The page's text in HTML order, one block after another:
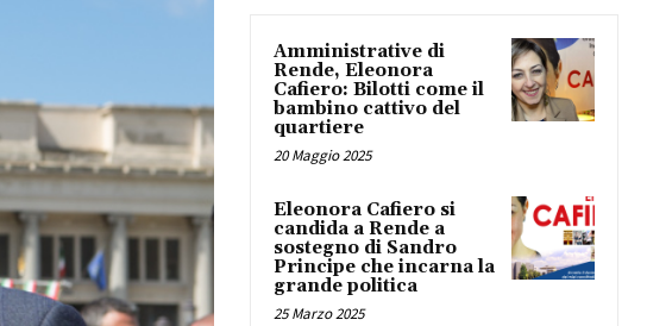
Amministrative di
Rende, Eleonora
Cafiero: Bilotti come il
bambino cattivo del
quartiere
20 Maggio 2025
Eleonora Cafiero si
candida a Rende a
sostegno di Sandro
Principe che incarna la
grande politica
25 Marzo 2025